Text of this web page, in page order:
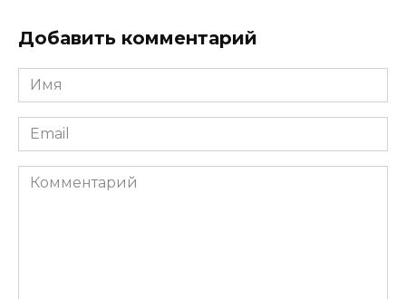
Добавить комментарий
Имя
*
Email
*
Комментарий